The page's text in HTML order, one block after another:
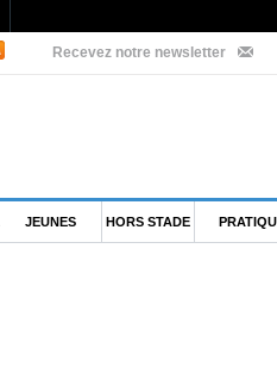
Recevez notre newsletter
JEUNES HORS STADE